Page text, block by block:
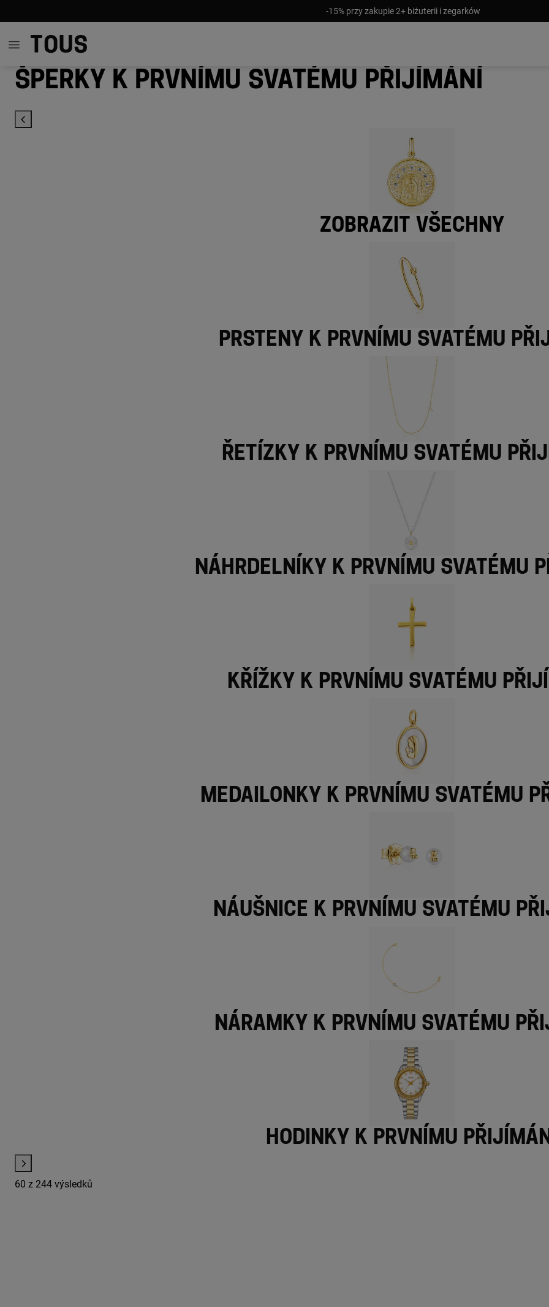
-15% przy zakupie 2+ biżuterii i zegarków
Šperky k prvnímu svatému přijímání
Zobrazit všechny
Prsteny k prvnímu svatému
Řetízky k prvnímu svatému
Náhrdelníky k prvnímu svatému
Křížky k prvnímu svatému
Medailonky k prvnímu svatému
Náušnice k prvnímu svatému
Náramky k prvnímu svatému
Hodinky k prvnímu přijímání
60 z 244 výsledků